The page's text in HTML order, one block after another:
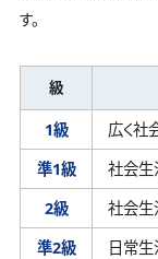
す。
級
1級 広く社
準1級
社会生
2級
社会生
準2級
日常生